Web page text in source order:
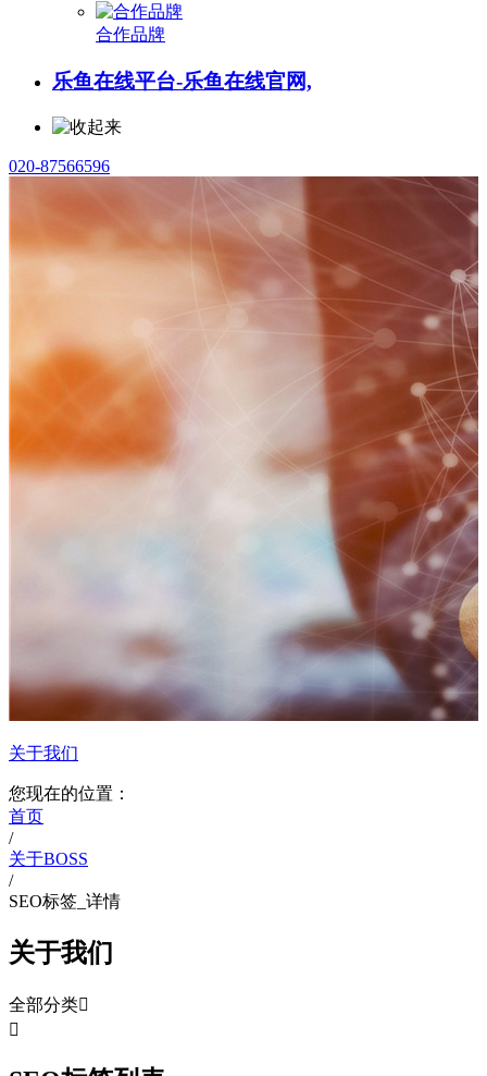
合作品牌
乐鱼在线平台-乐鱼在线官网,
020-87566596
关于我们
您现在的位置：
首页
/
关于BOSS
/
SEO标签_详情
关于我们
全部分类
